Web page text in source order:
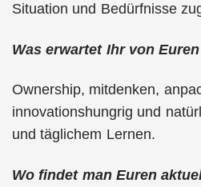
Situation und Bedürfnisse
Was erwartet Ihr von
Ownership, mitdenken,
innovationshungrig und
und täglichem Lernen.
Wo findet man Euren